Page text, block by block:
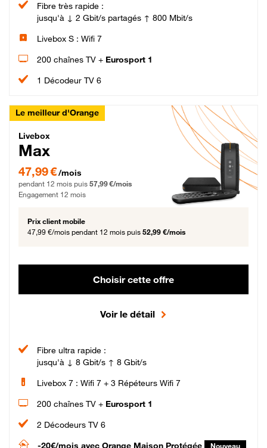
Fibre très rapide :
jusqu'à ↓ 2 Gbit/s partagés ↑ 800 Mbit/s
Livebox S : Wifi 7
200 chaînes TV + Eurosport 1
1 Décodeur TV 6
Le meilleur d'Orange
Livebox Max Fibre
Livebox
Max
47,99 € par mois pendant 12 mois puis 57,99 € par mois, Engagement 12 mois
47,99 €/mois
pendant 12 mois puis 57,99 €/mois
Engagement 12 mois
Prix client mobile
47,99 €/mois pendant 12 mois puis 52,99 €/mois
Choisir cette offre
Voir le détail
Fibre ultra rapide :
jusqu'à ↓ 8 Gbit/s ↑ 8 Gbit/s
Livebox 7 : Wifi 7 + 3 Répéteurs Wifi 7
200 chaînes TV + Eurosport 1
2 Décodeurs TV 6
-20€/mois avec Orange Maison Protégée Nouveau